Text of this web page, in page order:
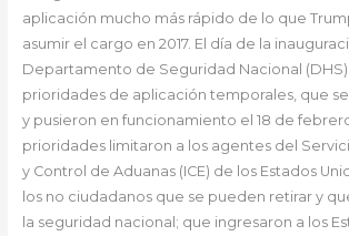
aplicación mucho más rápido de lo que
asumir el cargo en 2017. El día de la
Departamento de Seguridad Nacional
prioridades de aplicación temporales, que
y pusieron en funcionamiento el 18 de
prioridades limitaron a los agentes del
y Control de Aduanas (ICE) de los Estados
los no ciudadanos que se pueden retirar y
la seguridad nacional; que ingresaron a los